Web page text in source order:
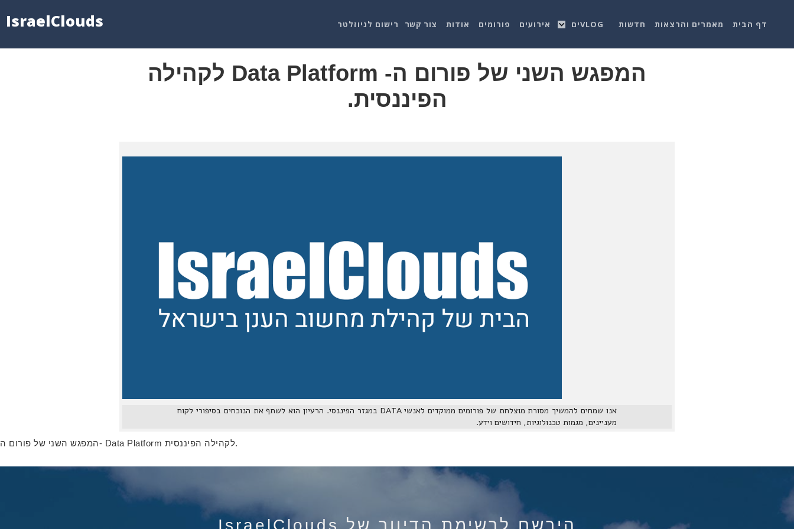
IsraelClouds דף הבית מאמרים והרצאות חדשות VLOGים אירועים פורומים אודות צור קשר רישום לניוזלטר
המפגש השני של פורום ה- Data Platform לקהילה
הפיננסית.
אנו שמחים להמשיך מסורת מוצלחת של פורומים ממוקדים לאנשי DATA במגזר הפיננסי. הרעיון הוא לשתף את הנוכחים בסיפורי לקוח
מעניינים, מגמות טכנולוגיות, חידושים וידע.
המפגש השני של פורום ה- Data Platform לקהילה הפיננסית.
הירשם לרשימת הדיוור של IsraelClouds